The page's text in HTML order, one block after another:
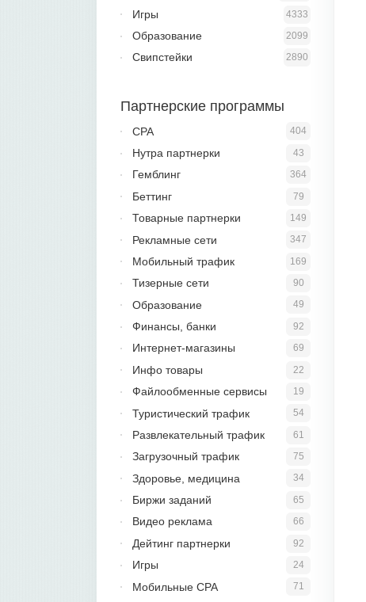
4333
Игры
2099
Образование
2890
Свипстейки
Партнерские программы
404
CPA
43
Нутра партнерки
364
Гемблинг
79
Беттинг
149
Товарные партнерки
347
Рекламные сети
169
Мобильный трафик
90
Тизерные сети
49
Образование
92
Финансы, банки
69
Интернет-магазины
22
Инфо товары
19
Файлообменные сервисы
54
Туристический трафик
61
Развлекательный трафик
75
Загрузочный трафик
34
Здоровье, медицина
65
Биржи заданий
66
Видео реклама
92
Дейтинг партнерки
24
Игры
71
Мобильные CPA